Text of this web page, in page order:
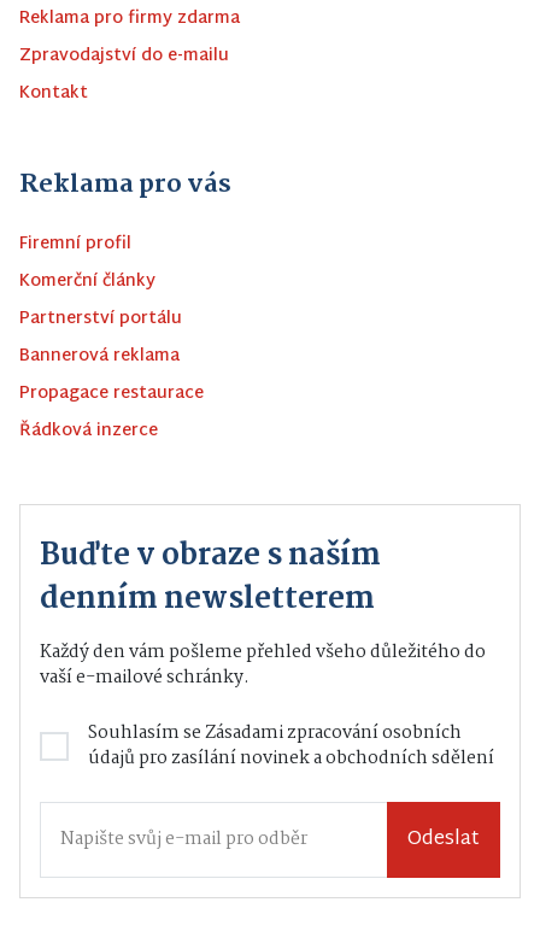
Reklama pro firmy zdarma
Zpravodajství do e-mailu
Kontakt
Reklama pro vás
Firemní profil
Komerční články
Partnerství portálu
Bannerová reklama
Propagace restaurace
Řádková inzerce
Buďte v obraze s naším
denním newsletterem
Každý den vám pošleme přehled všeho důležitého do
vaší e-mailové schránky.
Souhlasím seZásadami zpracování osobních
údajůpro zasílání novinek a obchodních sdělení
Odeslat